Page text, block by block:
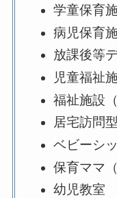
学童保育
病児保育
放課後等
児童福祉
福祉施設
居宅訪問
ベビーシ
保育ママ
幼児教室